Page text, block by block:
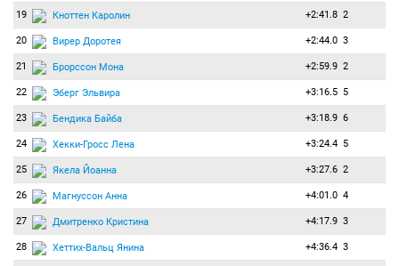
19 Кноттен Каролин +2:41.8 2
20 Вирер Доротея +2:44.0 3
21 Брорссон Мона +2:59.9 2
22 Эберг Эльвира +3:16.5 5
23 Бендика Байба +3:18.9 6
24 Хекки-Гросс Лена +3:24.4 5
25 Якела Йоанна +3:27.6 2
26 Магнуссон Анна +4:01.0 4
27 Дмитренко Кристина +4:17.9 3
28 Хеттих-Вальц Янина +4:36.4 3